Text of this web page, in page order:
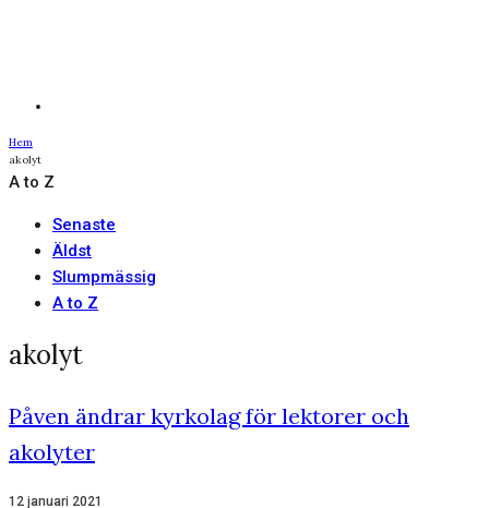
Hem
akolyt
A to Z
Senaste
Äldst
Slumpmässig
A to Z
akolyt
Påven ändrar kyrkolag för lektorer och
akolyter
12 januari 2021